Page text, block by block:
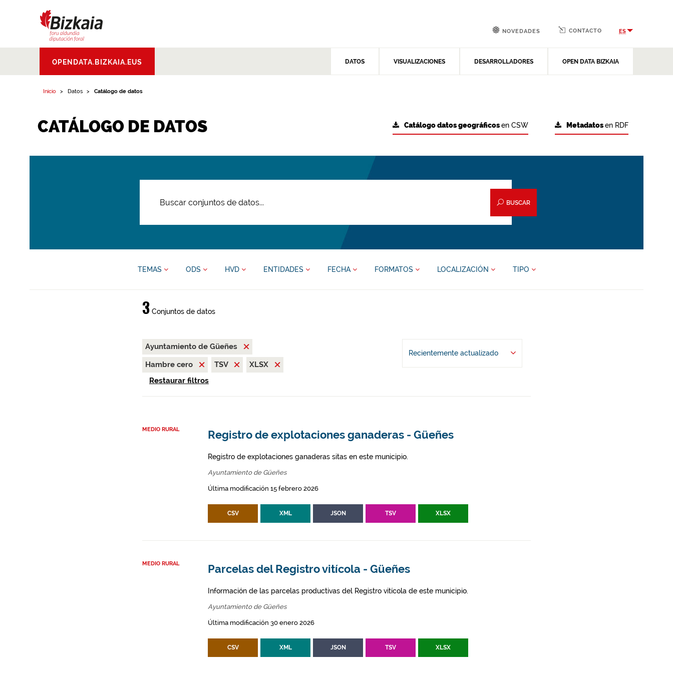
Aldundia.Diputacion
Foral de Bizkaia
OPENDATA.BIZKAIA.EUS DATOS VISUALIZACIONES DESARROLLADORES OPEN DATA BIZKAIA
NOVEDADES CONTACTO ES
Inicio Datos Catálogo de datos
CATÁLOGO DE DATOS Metadatosen RDF
Catálogo datos geográficosen CSW
BUSCAR
TEMAS ODS HVD ENTIDADES FECHA FORMATOS LOCALIZACIÓN TIPO
3Conjuntos de datos
Ayuntamiento de Güeñes
Hambre cero
TSV
XLSX
Restaurar filtros
Recientemente actualizado
MEDIO RURAL Registro de explotaciones ganaderas - Güeñes
Registro de explotaciones ganaderas sitas en este municipio.
Ayuntamiento de Güeñes
Última modificación 15 febrero 2026
CSV XML JSON TSV XLSX
MEDIO RURAL Parcelas del Registro vitícola - Güeñes
Información de las parcelas productivas del Registro vitícola de este municipio.
Ayuntamiento de Güeñes
Última modificación 30 enero 2026
CSV XML JSON TSV XLSX